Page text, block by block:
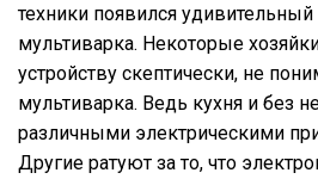
техники появился
мультиварка. Некоторые
устройству скептически, не
мультиварка. Ведь кухня и без
различными электрическими
Другие ратуют за то, что